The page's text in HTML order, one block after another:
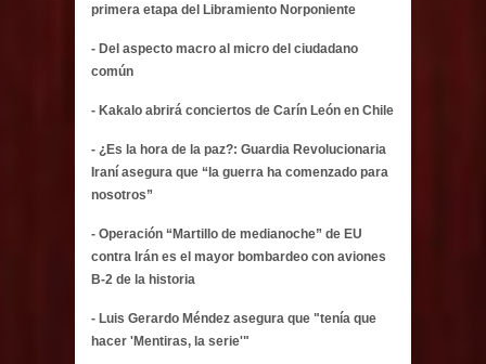
primera etapa del Libramiento Norponiente
- Del aspecto macro al micro del ciudadano
común
- Kakalo abrirá conciertos de Carín León en Chile
- ¿Es la hora de la paz?: Guardia Revolucionaria
Iraní asegura que “la guerra ha comenzado para
nosotros”
- Operación “Martillo de medianoche” de EU
contra Irán es el mayor bombardeo con aviones
B-2 de la historia
- Luis Gerardo Méndez asegura que "tenía que
hacer 'Mentiras, la serie'"